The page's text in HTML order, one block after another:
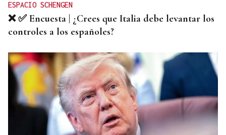
ESPACIO SCHENGEN
❌ ✅ Encuesta | ¿Crees que Italia debe levantar los
controles a los españoles?